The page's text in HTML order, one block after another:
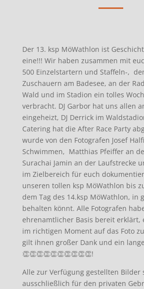
Der 13. ksp MöWathlon ist
eine!!! Wir haben zusammen mit
500 Einzelstartern und Staffeln-,
Zuschauern am Badesee, an der
Wald und im Stadion ein tolles
verbracht. DJ Garbor hat uns allen
eingeheizt, DJ Derrick im
Catering hat die After Race Party
wurde von den Fotografen Josef
Schwimmen, Matthias Pfeiffer an
Surachai Jamin an der Laufstrecke
im Zielbereich für euch
unseren tollen ksp MöWathlon bis
dem Tag des 14.ksp MöWathlon, in
behalten könnt. Alle Fotografen
ehrenamtlicher Basis bereit erklärt,
im richtigen Moment auf das Foto
gilt ihnen großer Dank und ein
👏👏👏👏👏👏👏👏👏👏!
Alle zur Verfügung gestellten Bilder
ausschließlich für den privaten